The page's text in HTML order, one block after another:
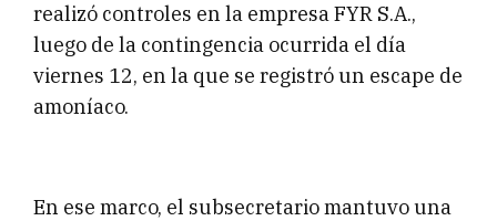
realizó controles en la empresa FYR S.A.,
luego de la contingencia ocurrida el día
viernes 12, en la que se registró un escape de
amoníaco.
En ese marco, el subsecretario mantuvo una